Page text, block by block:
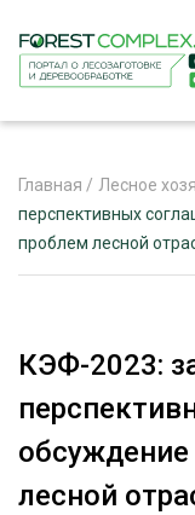
ЖУРНАЛ «ЛЕСНОЙ
ЛЕСНОЕ
ЭКСПЕРТНОЕ
Главная / Лесное
перспективных
проблем лесной
КЭФ-2023:
лесной